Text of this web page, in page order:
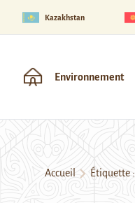
Kazakhstan
Environnement
Accueil Étiquette :